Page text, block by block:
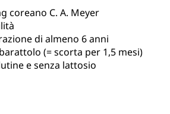
coreano C. A. Meyer
di almeno 6 anni
(= scorta per 1,5 mesi)
e senza lattosio